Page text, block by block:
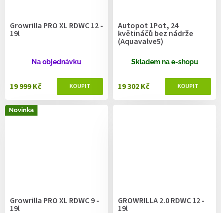
Growrilla PRO XL RDWC 12 -
19l
Na objednávku
19 999 Kč
Autopot 1Pot, 24
květináčů bez nádrže
(Aquavalve5)
Skladem na e-shopu
19 302 Kč
Novinka
Growrilla PRO XL RDWC 9 -
19l
GROWRILLA 2.0 RDWC 12 -
19l